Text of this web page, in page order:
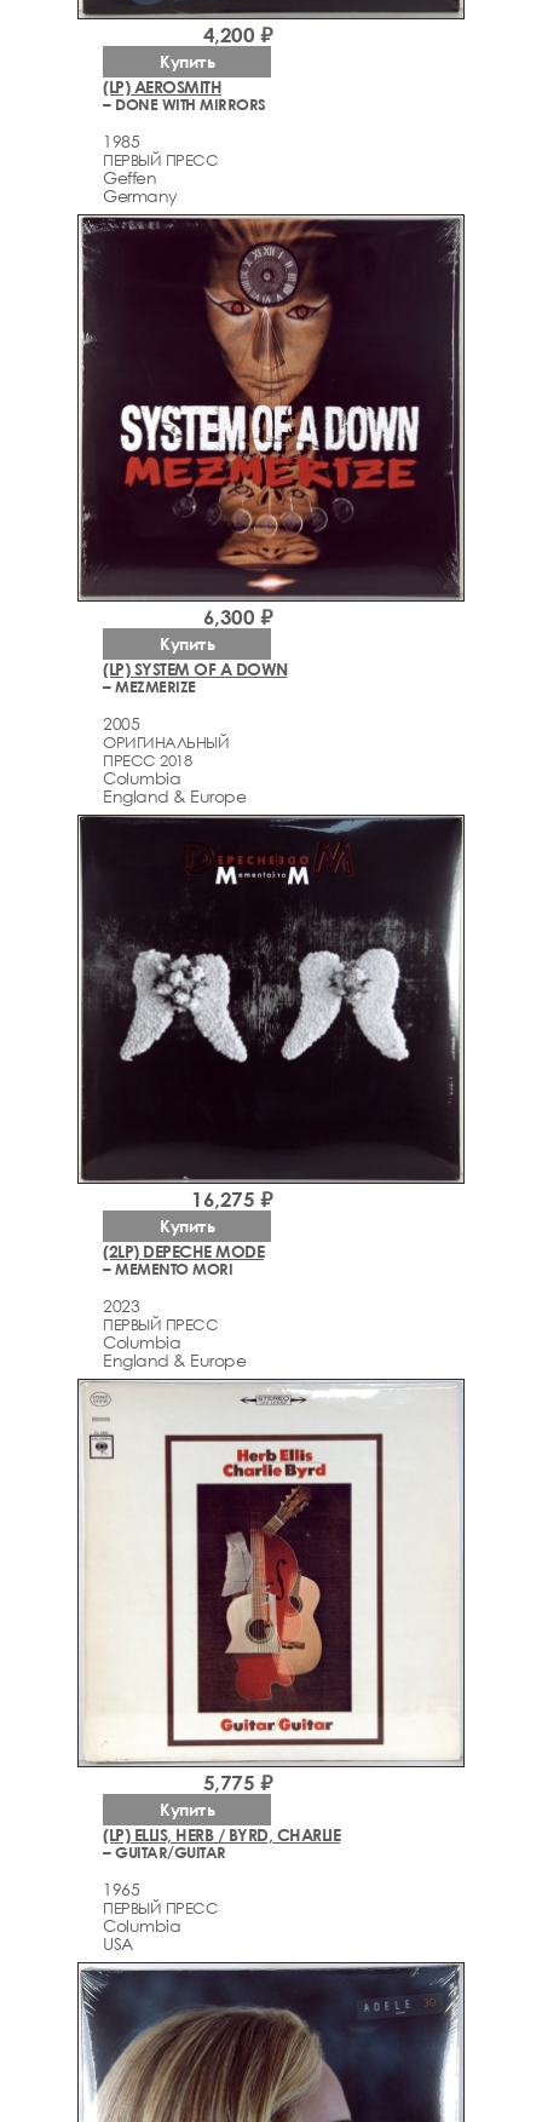
(LP) AEROSMITH
– DONE WITH MIRRORS
1985
ПЕРВЫЙ ПРЕСС
Geffen
Germany
4,200 ₽
Купить
(LP) SYSTEM OF A DOWN
– MEZMERIZE
2005
ОРИГИНАЛЬНЫЙ
ПРЕСС 2018
Columbia
England & Europe
6,300 ₽
Купить
(2LP) DEPECHE MODE
– MEMENTO MORI
2023
ПЕРВЫЙ ПРЕСС
Columbia
England & Europe
16,275 ₽
Купить
(LP) ELLIS, HERB / BYRD, CHARLIE
– GUITAR/GUITAR
1965
ПЕРВЫЙ ПРЕСС
Columbia
USA
5,775 ₽
Купить